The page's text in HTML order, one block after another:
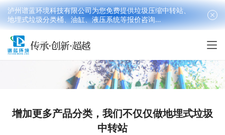
增加更多产品分类，我们不仅仅做地埋式垃圾
中转站
泸州谱蓝环境科技有限公司为您免费提供垃圾压缩中转站、
地埋式垃圾分类桶、油缸、液压系统等报价咨询
18090199016(韩先生）